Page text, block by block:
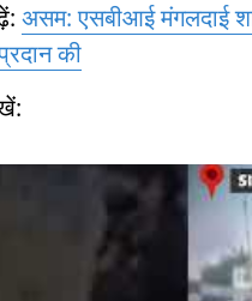
असम: एसबीआई मंगलदाई
की